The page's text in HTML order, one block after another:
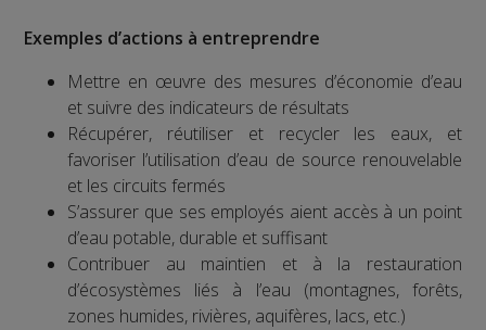
Exemples d’actions à entreprendre
Mettre en œuvre des mesures d’économie d’eau
et suivre des indicateurs de résultats
Récupérer, réutiliser et recycler les eaux, et
favoriser l’utilisation d’eau de source renouvelable
et les circuits fermés
S’assurer que ses employés aient accès à un point
d’eau potable, durable et suffisant
Contribuer au maintien et à la restauration
d’écosystèmes liés à l’eau (montagnes, forêts,
zones humides, rivières, aquifères, lacs, etc.)